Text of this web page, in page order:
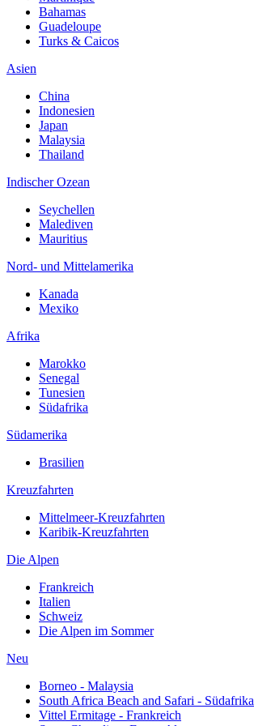
Bahamas
Guadeloupe
Turks & Caicos
Asien
China
Indonesien
Japan
Malaysia
Thailand
Indischer Ozean
Seychellen
Malediven
Mauritius
Nord- und Mittelamerika
Kanada
Mexiko
Afrika
Marokko
Senegal
Tunesien
Südafrika
Südamerika
Brasilien
Kreuzfahrten
Mittelmeer-Kreuzfahrten
Karibik-Kreuzfahrten
Die Alpen
Frankreich
Italien
Schweiz
Die Alpen im Sommer
Neu
Borneo - Malaysia
South Africa Beach and Safari - Südafrika
Vittel Ermitage - Frankreich